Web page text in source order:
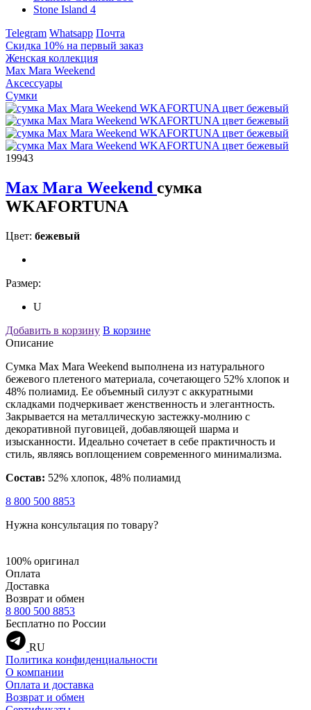
Stone Island 4
Telegram Whatsapp Почта
Скидка 10% на первый заказ
Женская коллекция
Max Mara Weekend
Аксессуары
Сумки
19943
Max Mara Weekend сумка
WKAFORTUNA
Цвет: бежевый
Размер:
U
Добавить в корзину В корзине
Описание
Сумка Max Mara Weekend выполнена из натурального
бежевого плетеного материала, сочетающего 52% хлопок и
48% полиамид. Ее объемный силуэт с аккуратными
складками подчеркивает женственность и элегантность.
Закрывается на металлическую застежку-молнию с
декоративной пуговицей, добавляющей шарма и
изысканности. Идеально сочетает в себе практичность и
стиль, являясь воплощением современного минимализма.
Состав: 52% хлопок, 48% полиамид
8 800 500 8853
Нужна консультация по товару?
100% оригинал
Оплата
Доставка
Возврат и обмен
8 800 500 8853
Бесплатно по России
RU
Политика конфиденциальности
О компании
Оплата и доставка
Возврат и обмен